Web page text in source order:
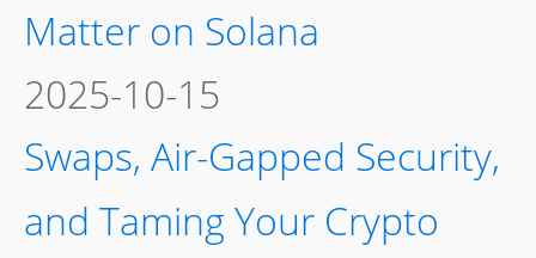
Matter on Solana
2025-10-15
Swaps, Air-Gapped Security,
and Taming Your Crypto